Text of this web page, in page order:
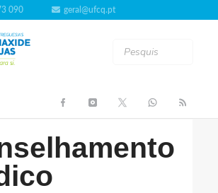
090 geral@ufcq.pt